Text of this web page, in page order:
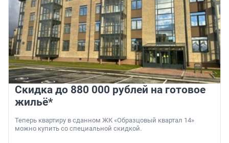
Скидка до 880 000 рублей на готовое
жильё*
Теперь квартиру в сданном ЖК «Образцовый квартал 14»
можно купить со специальной скидкой.